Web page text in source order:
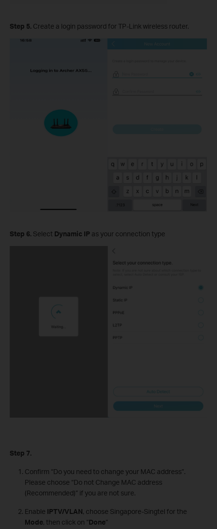
Step 5. Create a login password for TP-Link wireless router.
Step 6. Select Dynamic IP as your connection type
Step 7.
Confirm “Do you need to change your MAC address”.
Please choose “Do not Change MAC address
(Recommended)” if you are not sure.
Enable IPTV/VLAN, choose Singapore-Singtel for the
Mode, then click on “Done”